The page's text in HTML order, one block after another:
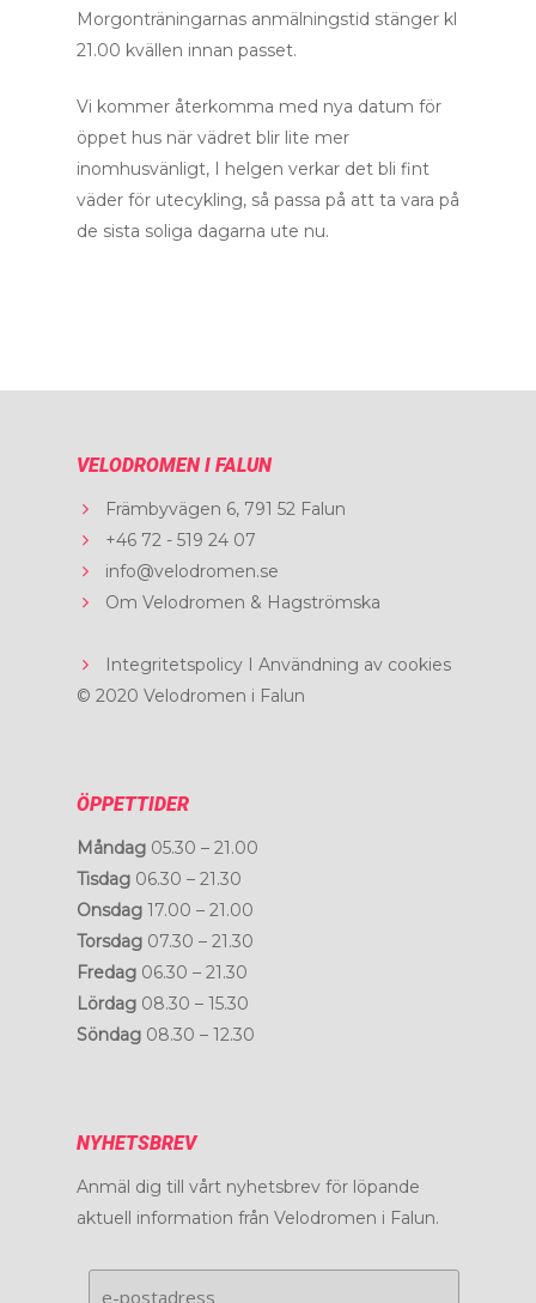
Morgonträningarnas anmälningstid stänger kl
21.00 kvällen innan passet.
Vi kommer återkomma med nya datum för
öppet hus när vädret blir lite mer
inomhusvänligt, I helgen verkar det bli fint
väder för utecykling, så passa på att ta vara på
de sista soliga dagarna ute nu.
VELODROMEN I FALUN
Främbyvägen 6, 791 52 Falun
+46 72 - 519 24 07
info@velodromen.se
Om Velodromen & Hagströmska
Integritetspolicy I Användning av cookies
© 2020 Velodromen i Falun
ÖPPETTIDER
Måndag 05.30 – 21.00
Tisdag 06.30 – 21.30
Onsdag 17.00 – 21.00
Torsdag 07.30 – 21.30
Fredag 06.30 – 21.30
Lördag 08.30 – 15.30
Söndag 08.30 – 12.30
NYHETSBREV
Anmäl dig till vårt nyhetsbrev för löpande
aktuell information från Velodromen i Falun.
Startsida
Träna
Weekendpaket
Kontakt